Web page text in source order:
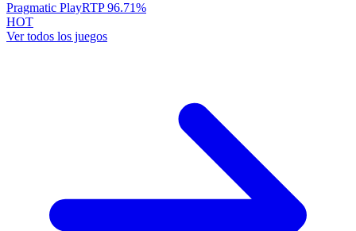
Pragmatic PlayRTP96.71%
HOT
Ver todos los juegos